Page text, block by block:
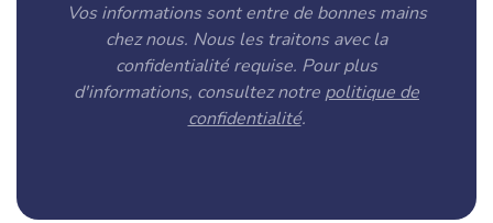
Vos informations sont entre de bonnes mains
chez nous. Nous les traitons avec la
confidentialité requise. Pour plus
d'informations, consultez notre politique de
confidentialité.